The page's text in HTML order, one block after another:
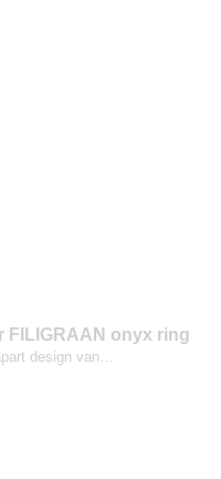
FILIGRAAN onyx ring
design van…